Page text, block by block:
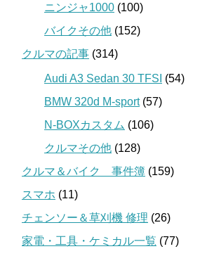
ニンジャ1000 (100)
バイクその他 (152)
クルマの記事 (314)
Audi A3 Sedan 30 TFSI (54)
BMW 320d M-sport(57)
N-BOXカスタム (106)
クルマその他 (128)
クルマ＆バイク 事件簿 (159)
スマホ (11)
チェンソー＆草刈機 修理 (26)
家電・工具・ケミカル一覧 (77)